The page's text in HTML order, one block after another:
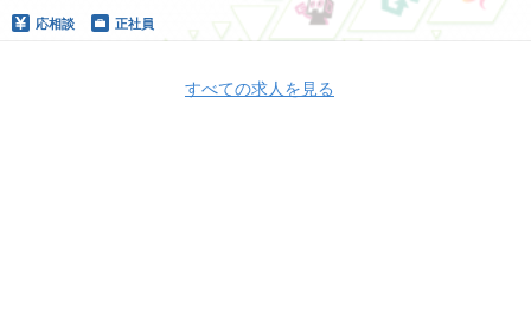
応相談 正社員
すべての求人を見る